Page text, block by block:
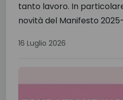
tanto lavoro. In
novità del Manifesto
16 Luglio 2026